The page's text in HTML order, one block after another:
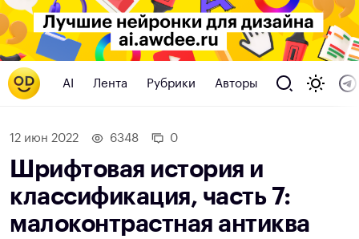
AI Лента Рубрики Авторы
12 июн 2022 6348 0
Шрифтовая история и
классификация, часть 7:
малоконтрастная антиква